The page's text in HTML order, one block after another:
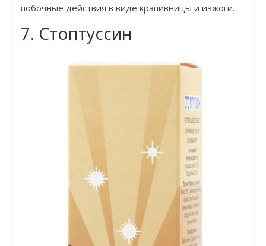
побочные действия в виде крапивницы и изжоги.
7. Стоптуссин